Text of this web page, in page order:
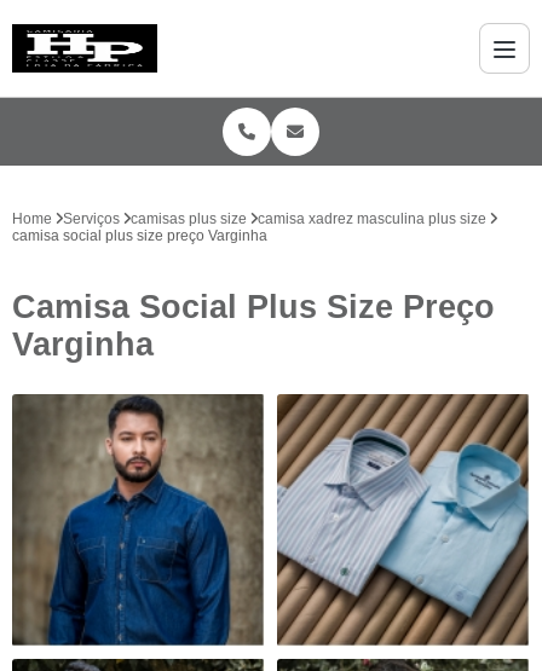
Home Serviços camisas plus size
camisa xadrez masculina plus size
camisa social plus size preço Varginha
Camisa Social Plus Size Preço
Varginha